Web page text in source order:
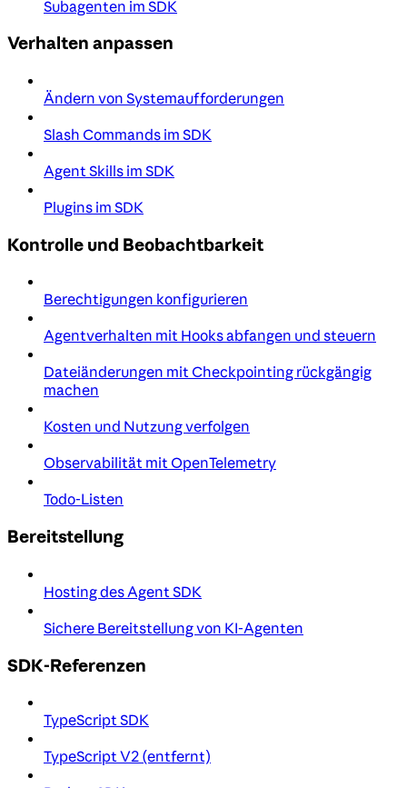
Subagenten im SDK
Verhalten anpassen
Ändern von Systemaufforderungen
Slash Commands im SDK
Agent Skills im SDK
Plugins im SDK
Kontrolle und Beobachtbarkeit
Berechtigungen konfigurieren
Agentverhalten mit Hooks abfangen und steuern
Dateiänderungen mit Checkpointing rückgängig
machen
Kosten und Nutzung verfolgen
Observabilität mit OpenTelemetry
Todo-Listen
Bereitstellung
Hosting des Agent SDK
Sichere Bereitstellung von KI-Agenten
SDK-Referenzen
TypeScript SDK
TypeScript V2 (entfernt)